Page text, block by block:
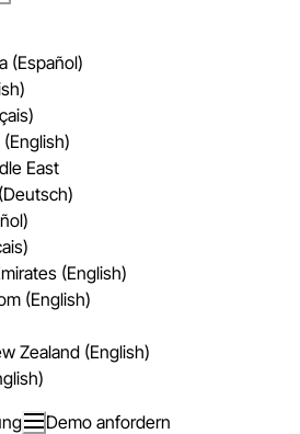
(Español)
East
(English)
(English)
Zealand (English)
Demo anfordern